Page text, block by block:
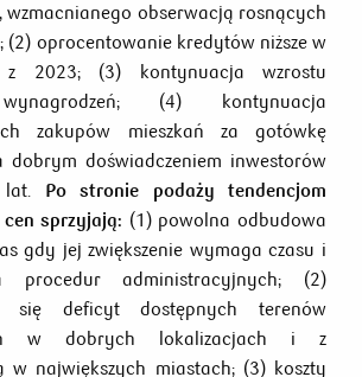
wzmacnianego obserwacją rosnących
(2) oprocentowanie kredytów niższe w
z 2023; (3) kontynuacja wzrostu
(4) kontynuacja
zakupów mieszkań za gotówkę
dobrym doświadczeniem inwestorów
lat. Po stronie podaży tendencjom
sprzyjają: (1) powolna odbudowa
gdy jej zwiększenie wymaga czasu i
procedur administracyjnych; (2)
się deficyt dostępnych terenów
w dobrych lokalizacjach i z
w największych miastach; (3) koszty